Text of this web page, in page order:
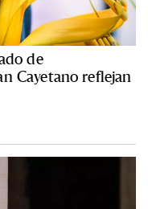
de
Cayetano reflejan